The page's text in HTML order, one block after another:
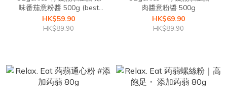
味番茄意粉醬 500g (best
before 3 June 2026)
HK$59.90
HK$89.90
肉醬意粉醬 500g
HK$69.90
HK$89.90